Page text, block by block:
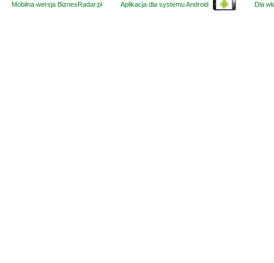
Mobilna wersja BiznesRadar.pl
Aplikacja dla systemu Android Dla